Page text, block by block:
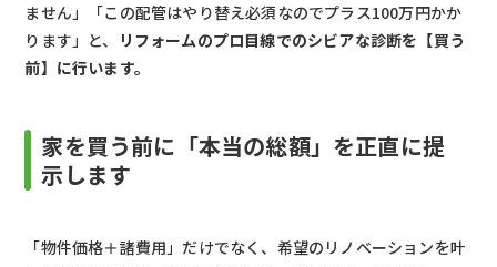
ません」「この配管はやり替え必須なのでプラス100万円かか
ります」と、
リフォームのプロ目線でのシビアな診断を【買う
前】に行います。
家を買う前に「本当の総額」を正直に提
示します
「物件価格＋諸費用」だけでなく、希望のリノベーションを叶